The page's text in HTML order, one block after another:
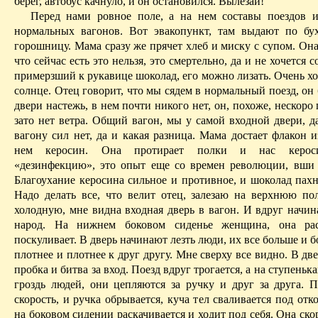
Перед нами ровное поле, а на нем составы поездов
нормальных вагонов. Вот эвакопункт, там выдают по
горошницу. Мама сразу же прячет хлеб и миску с супом.
что сейчас есть это нельзя, это смертельно, да и не хочется
примерзший к рукавице шоколад, его можно лизать. Очень
солнце. Отец говорит, что мы сядем в нормальный поезд, он
двери настежь, в нем почти никого нет, он, похоже,
зато нет ветра. Общий вагон, мы у самой входной двери,
вагону сил нет, да и какая разница. Мама достает флакон
нем керосин. Она протирает полки и нас
«дезинфекцию», это опыт еще со времен революции, вши
Благоухание керосина сильное и противное, и шоколад
Надо делать все, что велит отец, залезаю на верхнюю
холодную, мне видна входная дверь в вагон. И вдруг
народ. На нижнем боковом сиденье женщина, она
поскуливает. В дверь начинают лезть люди, их все больше и
плотнее и плотнеек друг другу. Мне сверху все видно. В
пробка и битва за вход. Поезд вдруг трогается, а на
гроздь людей, они цепляются за ручку и друг за друга.
скорость, и ручка обрывается, куча тел сваливается под
на боковом сидении раскачивается и ходит под себя. Она